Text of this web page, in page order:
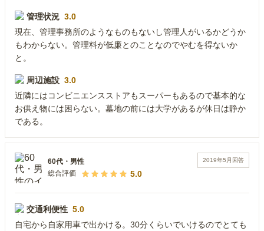
管理状況 3.0
現在、管理事務所のようなものもないし管理人がいるかどうか
もわからない。管理料が低廉とのことなのでやむを得ないか
と。
周辺施設 3.0
近隣にはコンビニエンスストアもスーパーもあるので基本的な
お供え物には困らない。墓地の前には大学があるが休日は静か
である。
2019年5月 回答
60代 ・ 男性
総合評価
5.0
交通利便性 5.0
自宅から自家用車で出かける。30分くらいでいけるのでとても